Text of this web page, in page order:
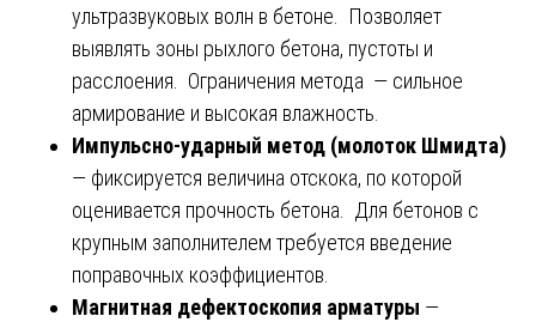
ультразвуковых волн в бетоне. Позволяет
выявлять зоны рыхлого бетона, пустоты и
расслоения. Ограничения метода — сильное
армирование и высокая влажность.
Импульсно-ударный метод (молоток Шмидта)
— фиксируется величина отскока, по которой
оценивается прочность бетона. Для бетонов с
крупным заполнителем требуется введение
поправочных коэффициентов.
Магнитная дефектоскопия арматуры —